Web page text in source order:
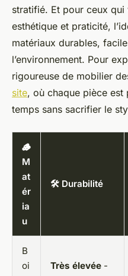
stratifié. Et pour ceux
esthétique et praticité,
matériaux durables,
l’environnement. Pour
rigoureuse de mobilier
site, où chaque pièce est
temps sans sacrifier le
🪵
M
at
ér
ia
u
🛠️ Durabilité
B
oi
Très élevée -